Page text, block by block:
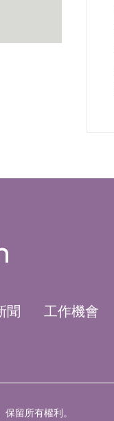
聞 工作機會
留所有權利。